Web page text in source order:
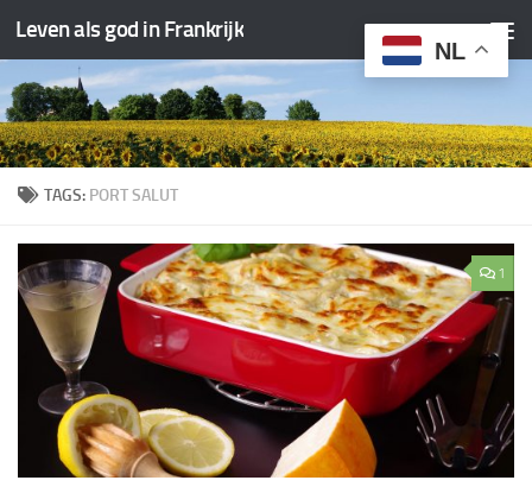
Doorgaan naar inhoud
Leven als god in Frankrijk
TAGS: PORT SALUT
1
NL